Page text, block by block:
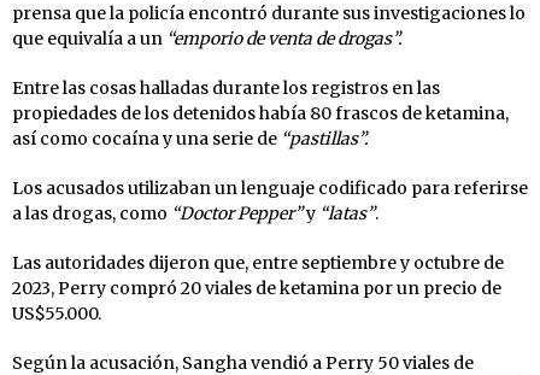
prensa que la policía encontró durante sus investigaciones lo
que equivalía a un “emporio de venta de drogas”.
Entre las cosas halladas durante los registros en las
propiedades de los detenidos había 80 frascos de ketamina,
así como cocaína y una serie de “pastillas”.
Los acusados utilizaban un lenguaje codificado para referirse
a las drogas, como “Doctor Pepper”y “latas”.
Las autoridades dijeron que, entre septiembre y octubre de
2023, Perry compró 20 viales de ketamina por un precio de
US$55.000.
Según la acusación, Sangha vendió a Perry 50 viales de